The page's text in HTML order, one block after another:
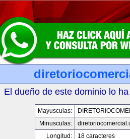
El dueño de este dominio lo
Mayusculas:
Minusculas:
Longitud:
18 caracteres